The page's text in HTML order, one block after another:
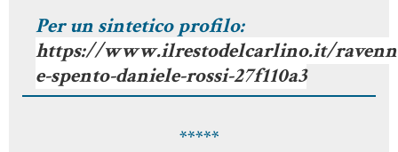
Per un sintetico profilo:
https://www.ilrestodelcarlino.it/
e-spento-daniele-rossi-27f110a3
*****